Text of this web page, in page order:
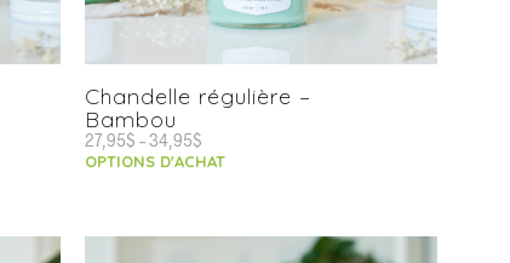
Chandelle régulière –
Bambou
27,95$ –34,95$
OPTIONS D'ACHAT